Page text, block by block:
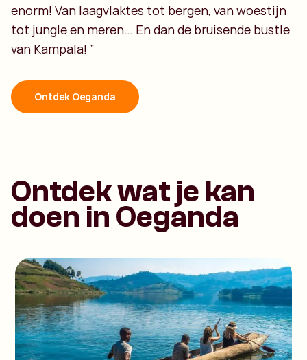
enorm! Van laagvlaktes tot bergen, van woestijn
tot jungle en meren… En dan de bruisende bustle
van Kampala! ”
Ontdek Oeganda
Ontdek wat je kan
doen in Oeganda